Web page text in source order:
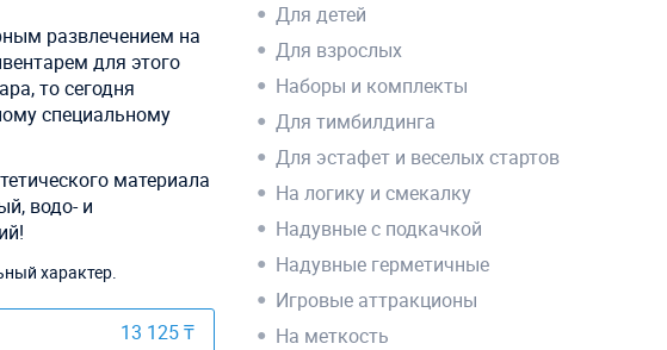
развлечением на
для этого
то сегодня
специальному
материала
водо- и
характер.
13 125 ₸
Для детей
Для взрослых
Наборы и комплекты
Для тимбилдинга
Для эстафет и веселых стартов
На логику и смекалку
Надувные с подкачкой
Надувные герметичные
Игровые аттракционы
На меткость